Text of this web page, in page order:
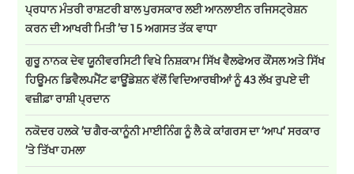
ਪ੍ਰਧਾਨ ਮੰਤਰੀ ਰਾਸ਼ਟਰੀ ਬਾਲ ਪੁਰਸਕਾਰ ਲਈ ਆਨਲਾਈਨ ਰਜਿਸਟ੍ਰੇਸ਼ਨ
ਕਰਨ ਦੀ ਆਖਰੀ ਮਿਤੀ ’ਚ 15 ਅਗਸਤ ਤੱਕ ਵਾਧਾ
ਗੁਰੂ ਨਾਨਕ ਦੇਵ ਯੂਨੀਵਰਸਿਟੀ ਵਿਖੇ ਨਿਸ਼ਕਾਮ ਸਿੱਖ ਵੈਲਫੇਅਰ ਕੌਂਸਲ ਅਤੇ ਸਿੱਖ
ਹਿਊਮਨ ਡਿਵੈਲਪਮੈਂਟ ਫਾਊਂਡੇਸ਼ਨ ਵੱਲੋਂ ਵਿਦਿਆਰਥੀਆਂ ਨੂੰ 43 ਲੱਖ ਰੁਪਏ ਦੀ
ਵਜ਼ੀਫ਼ਾ ਰਾਸ਼ੀ ਪ੍ਰਦਾਨ
ਨਕੋਦਰ ਹਲਕੇ ’ਚ ਗੈਰ-ਕਾਨੂੰਨੀ ਮਾਈਨਿੰਗ ਨੂੰ ਲੈ ਕੇ ਕਾਂਗਰਸ ਦਾ ‘ਆਪ’ ਸਰਕਾਰ
’ਤੇ ਤਿੱਖਾ ਹਮਲਾ